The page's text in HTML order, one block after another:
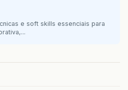
e soft skills essenciais para